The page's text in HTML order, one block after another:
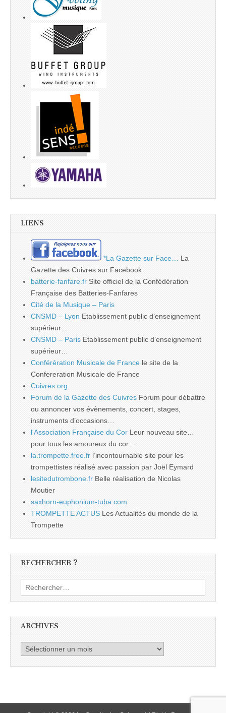
LIENS
*La Gazette sur Face…
La
Gazette des Cuivres sur Facebook
batterie-fanfare.fr Site officiel de la Confédération
Française des Batteries-Fanfares
Cité de la Musique – Paris
CNSMD – Lyon Etablissement public d’enseignement
supérieur…
CNSMD – Paris Etablissement public d’enseignement
supérieur…
Conférération Musicale de France le site de la
Confereration Musicale de France
Cuivres.org
Forum de la Gazette des Cuivres Forum pour débattre
ou annoncer vos évènements, concert, stages,
instruments d’occasions…
l'Association Française du Cor Leur nouveau site…
pour tous les amoureux du cor…
la.trompette.free.fr l’incontournable site pour les
trompettistes réalisé avec passion par Joël Eymard
lesitedutrombone.fr Belle réalisation de Nicolas
Moutier
saxhorn-euphonium-tuba.com
TROMPETTE ACTUS Les Actualités du monde de la
Trompette
RECHERCHER ?
Rechercher :
ARCHIVES
Archives